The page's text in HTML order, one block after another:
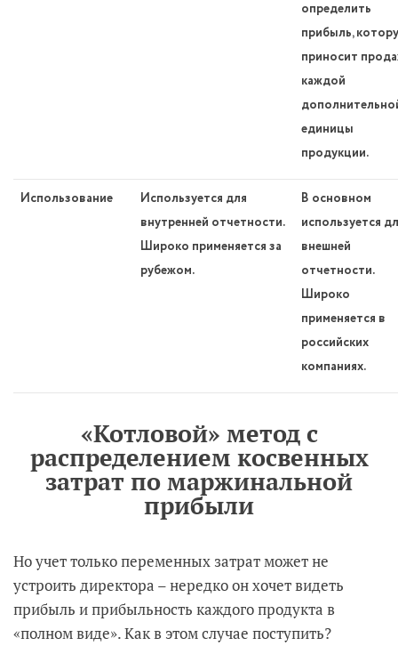
определить
прибыль,
приносит
каждой
единицы
продукции.
Использование
Используется для
внутренней отчетности.
Широко применяется за
рубежом.
В основном
используется
внешней
отчетности.
Широко
применяется в
российских
компаниях.
«Котловой» метод с
распределением косвенных
затрат по маржинальной
прибыли
Но учет только переменных затрат может не
устроить директора – нередко он хочет видеть
прибыль и прибыльность каждого продукта в
«полном виде». Как в этом случае поступить?